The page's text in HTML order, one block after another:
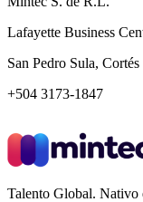
Lafayette Business
San Pedro Sula, Cortés
+504 3173-1847
Talento Global. Nativo